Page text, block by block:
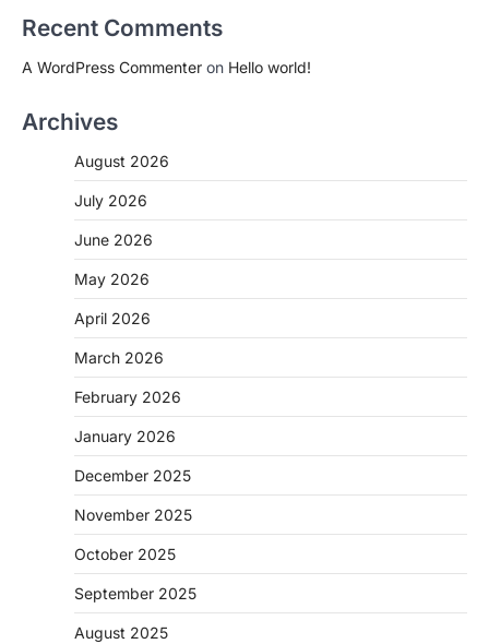
Recent Comments
A WordPress Commenter on Hello world!
Archives
August 2026
July 2026
June 2026
May 2026
April 2026
March 2026
February 2026
January 2026
December 2025
November 2025
October 2025
September 2025
August 2025